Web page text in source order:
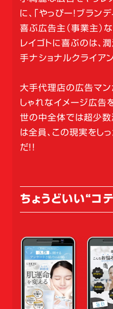
に、「やっぴー！ブラン
喜ぶ広告主（事業主）
レイゴトに喜ぶのは、
手ナショナルクライアン
大手代理店の広告マン
しゃれなイメージ広告
世の中全体では超少数
は全員、この現実をし
だ！！
ちょうどいい“コ